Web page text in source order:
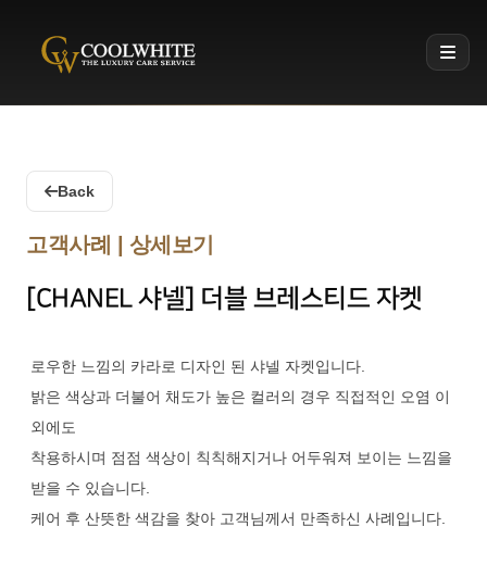
Coolwhite
Back
고객사례 | 상세보기
[CHANEL 샤넬] 더블 브레스티드 자켓
로우한 느낌의 카라로 디자인 된 샤넬 자켓입니다.
밝은 색상과 더불어 채도가 높은 컬러의 경우 직접적인 오염 이
외에도
착용하시며 점점 색상이 칙칙해지거나 어두워져 보이는 느낌을
받을 수 있습니다.
케어 후 산뜻한 색감을 찾아 고객님께서 만족하신 사례입니다.